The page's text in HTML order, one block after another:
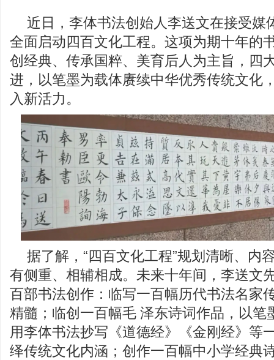
近日，李体书法创始人李送文在接受媒
全面启动四百文化工程。这项为期十年的
创经典、传承国粹、美育后人为主旨，四
进，以笔墨为载体赓续中华优秀传统文化
入新活力。
据了解，“四百文化工程”规划清晰、内
有侧重、相辅相成。未来十年间，李送文
百部书法创作：临写一百幅历代书法名家
精髓；临创一百幅毛 泽东诗词作品，以笔
用李体书法抄写《道德经》《金刚经》等
绎传统文化内涵；创作一百幅中小学经典